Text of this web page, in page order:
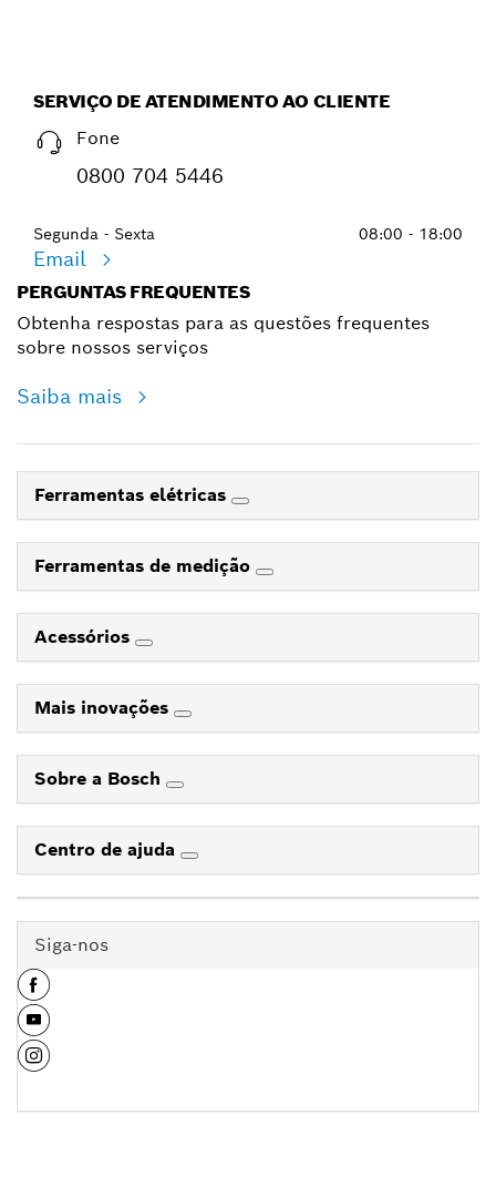
SERVIÇO DE ATENDIMENTO AO CLIENTE
Fone
0800 704 5446
Segunda - Sexta 08:00 - 18:00
Email
PERGUNTAS FREQUENTES
Obtenha respostas para as questões frequentes
sobre nossos serviços
Saiba mais
Ferramentas elétricas
Ferramentas de medição
Acessórios
Mais inovações
Sobre a Bosch
Centro de ajuda
Siga-nos